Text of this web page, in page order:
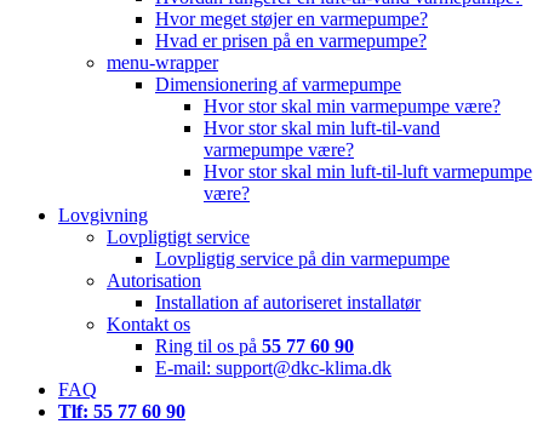
Hvor meget støjer en varmepumpe?
Hvad er prisen på en varmepumpe?
menu-wrapper
Dimensionering af varmepumpe
Hvor stor skal min varmepumpe være?
Hvor stor skal min luft-til-vand
varmepumpe være?
Hvor stor skal min luft-til-luft varmepumpe
være?
Lovgivning
Lovpligtigt service
Lovpligtig service på din varmepumpe
Autorisation
Installation af autoriseret installatør
Kontakt os
Ring til os på 55 77 60 90
E-mail: support@dkc-klima.dk
FAQ
Tlf: 55 77 60 90